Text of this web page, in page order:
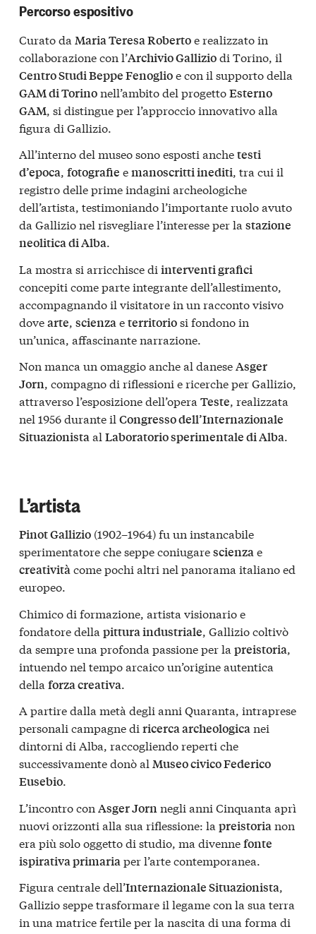
Percorso espositivo
Curato da Maria Teresa Robertoe realizzato in
collaborazione con l’Archivio Galliziodi Torino, il
Centro Studi Beppe Fenoglioe con il supporto della
GAM di Torinonell’ambito del progettoEsterno
GAM , si distingue per l’approccio innovativo alla
figura di Gallizio.
All’interno del museo sono esposti anchetesti
d’epoca, fotografie emanoscritti inediti, tra cui il
registro delle prime indagini archeologiche
dell’artista, testimoniando l’importante ruolo avuto
da Gallizio nel risvegliare l’interesse per la stazione
neolitica di Alba.
La mostra si arricchisce di interventi grafici
concepiti come parte integrante dell’allestimento,
accompagnando il visitatore in un racconto visivo
dovearte, scienzaeterritoriosi fondono in
un’unica, affascinante narrazione.
Non manca un omaggio anche al daneseAsger
Jorn, compagno di riflessioni e ricerche per Gallizio,
attraverso l’esposizione dell’opera Teste, realizzata
nel 1956 durante il Congresso dell’Internazionale
Situazionistaal Laboratorio sperimentale di Alba.
L’artista
Pinot Gallizio (1902–1964) fu un instancabile
sperimentatore che seppe coniugarescienzae
creativitàcome pochi altri nel panorama italiano ed
europeo.
Chimico di formazione, artista visionario e
fondatore della pittura industriale, Gallizio coltivò
da sempre una profonda passione per la preistoria,
intuendo nel tempo arcaico un’origine autentica
della forza creativa.
A partire dalla metà degli anni Quaranta, intraprese
personali campagne di ricerca archeologicanei
dintorni di Alba, raccogliendo reperti che
successivamente donò al Museo civico Federico
Eusebio.
L’incontro con Asger Jornnegli anni Cinquanta aprì
nuovi orizzonti alla sua riflessione: la preistorianon
era più solo oggetto di studio, ma divennefonte
ispirativa primariaper l’arte contemporanea.
Figura centrale dell’Internazionale Situazionista,
Gallizio seppe trasformare il legame con la sua terra
in una matrice fertile per la nascita di una forma di